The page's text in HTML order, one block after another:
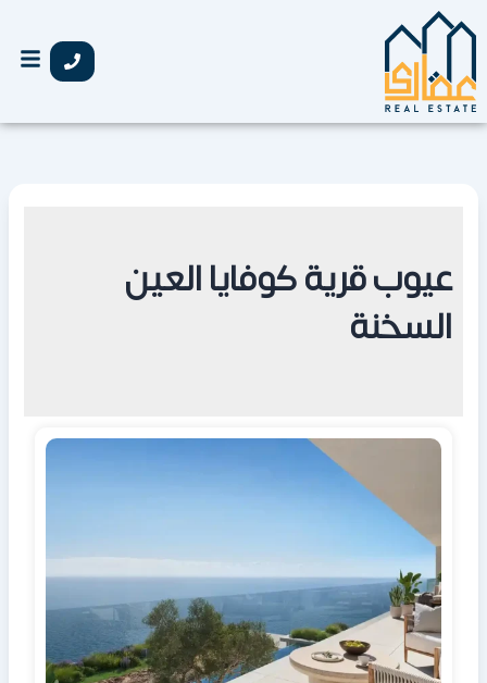
تخطي
إلى
عيوب قرية كوفايا العين
السخنة